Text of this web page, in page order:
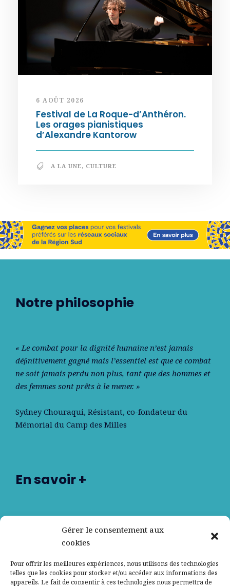
Gérer le consentement aux
cookies
Pour offrir les meilleures expériences, nous utilisons des technologies
telles que les cookies pour stocker et/ou accéder aux informations des
appareils. Le fait de consentir à ces technologies nous permettra de
6 AOÛT 2026
Festival de La Roque-d’Anthéron.
Les orages pianistiques
d’Alexandre Kantorow
A LA UNE, CULTURE
Notre philosophie
« Le combat pour la dignité humaine n’est jamais
déﬁnitivement gagné mais l’essentiel est que ce combat
ne soit jamais perdu non plus, tant que des hommes et
des femmes sont prêts à le mener. »
Sydney Chouraqui, Résistant, co-fondateur du
Mémorial du Camp des Milles
En savoir +
Contactez-nous